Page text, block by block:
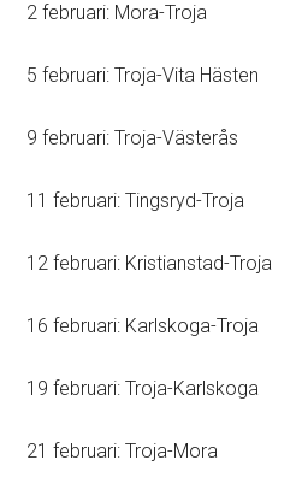
2 februari: Mora-Troja
5 februari: Troja-Vita Hästen
9 februari: Troja-Västerås
11 februari: Tingsryd-Troja
12 februari: Kristianstad-Troja
16 februari: Karlskoga-Troja
19 februari: Troja-Karlskoga
21 februari: Troja-Mora